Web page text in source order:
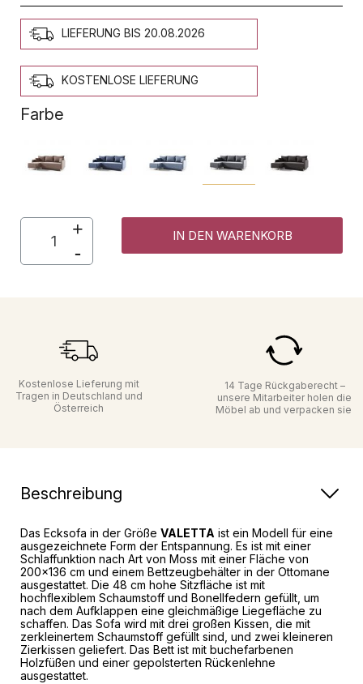
LIEFERUNG BIS 20.08.2026
KOSTENLOSE LIEFERUNG
Farbe
IN DEN WARENKORB
Kostenlose Lieferung mit
Tragen in Deutschland und
Österreich
14 Tage Rückgaberecht –
unsere Mitarbeiter holen die
Möbel ab und verpacken sie
Beschreibung
Das Ecksofa in der Größe VALETTA ist ein Modell für eine
ausgezeichnete Form der Entspannung. Es ist mit einer
Schlaffunktion nach Art von Moss mit einer Fläche von
200x136 cm und einem Bettzeugbehälter in der Ottomane
ausgestattet. Die 48 cm hohe Sitzfläche ist mit
hochflexiblem Schaumstoff und Bonellfedern gefüllt, um
nach dem Aufklappen eine gleichmäßige Liegefläche zu
schaffen. Das Sofa wird mit drei großen Kissen, die mit
zerkleinertem Schaumstoff gefüllt sind, und zwei kleineren
Zierkissen geliefert. Das Bett ist mit buchefarbenen
Holzfüßen und einer gepolsterten Rückenlehne
ausgestattet.